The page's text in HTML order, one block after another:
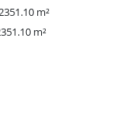
m²
m²